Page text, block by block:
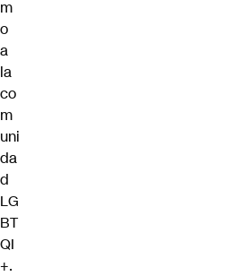
m
o
a
la
co
m
uni
da
d
LG
BT
QI
+.